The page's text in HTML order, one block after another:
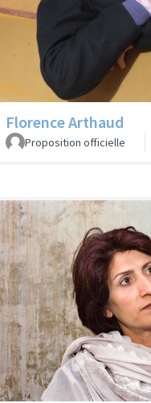
Florence Arthaud
Proposition officielle